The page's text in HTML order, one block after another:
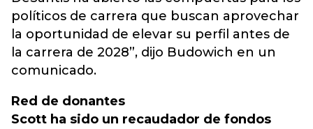
políticos de carrera que buscan aprovechar
la oportunidad de elevar su perfil antes de
la carrera de 2028”, dijo Budowich en un
comunicado.
Red de donantes
Scott ha sido un recaudador de fondos